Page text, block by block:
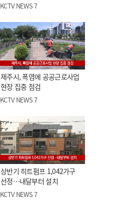
KCTV NEWS 7
제주시, 폭염에 공공근로사업
현장 집중 점검
KCTV NEWS 7
상반기 히트펌프 1,042가구
선정…내달부터 설치
KCTV NEWS 7